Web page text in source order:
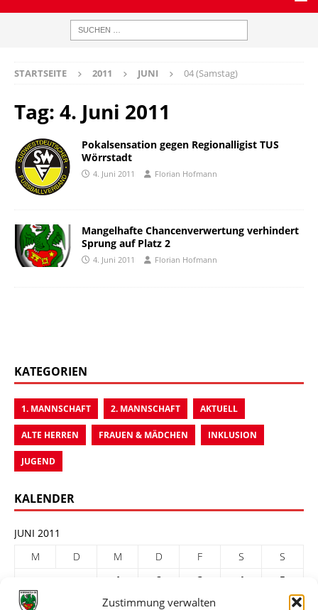
Zustimmung verwalten
STARTSEITE 2011 JUNI 04 (Samstag)
Tag: 4. Juni 2011
Pokalsensation gegen Regionalligist TUS
Wörrstadt
4. Juni 2011 Florian Hofmann
Mangelhafte Chancenverwertung verhindert
Sprung auf Platz 2
4. Juni 2011 Florian Hofmann
KATEGORIEN
1. MANNSCHAFT 2. MANNSCHAFT AKTUELL
ALTE HERREN FRAUEN & MÄDCHEN INKLUSION
JUGEND
KALENDER
JUNI 2011
M
D M D F S
S
1
2 3 4
5
6
8 9 10